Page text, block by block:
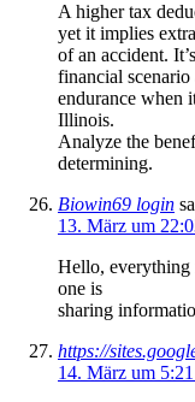
A higher tax
yet it implies
of an accident.
financial scenario
endurance when
Illinois.
Analyze the
determining.
Biowin69 login
13. März um
Hello, everything
one is
sharing
https://
14. März um